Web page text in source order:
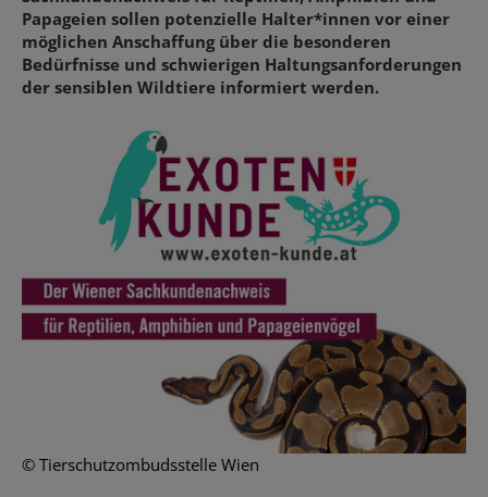
Papageien sollen potenzielle Halter*innen vor einer
möglichen Anschaffung über die besonderen
Bedürfnisse und schwierigen Haltungsanforderungen
der sensiblen Wildtiere informiert werden.
© Tierschutzombudsstelle Wien